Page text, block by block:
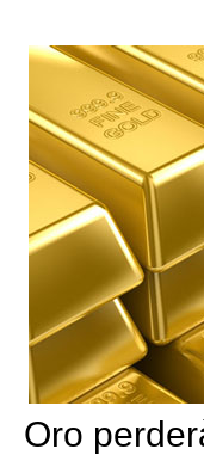
Oro